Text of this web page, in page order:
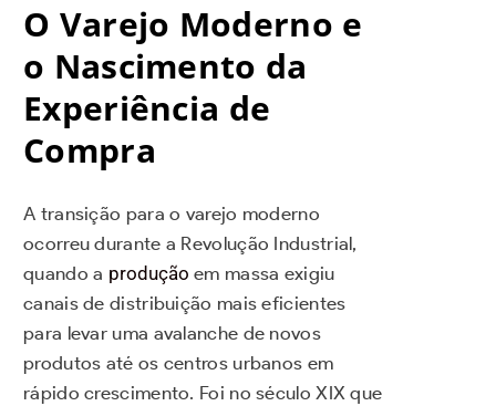
O Varejo Moderno e
o Nascimento da
Experiência de
Compra
A transição para o varejo moderno
ocorreu durante a Revolução Industrial,
quando a produção em massa exigiu
canais de distribuição mais eficientes
para levar uma avalanche de novos
produtos até os centros urbanos em
rápido crescimento. Foi no século XIX que